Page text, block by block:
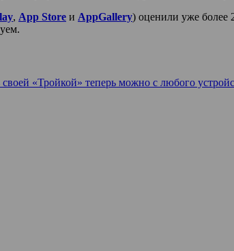
, App Store и AppGallery) оценили уже более
своей «Тройкой» теперь можно с любого